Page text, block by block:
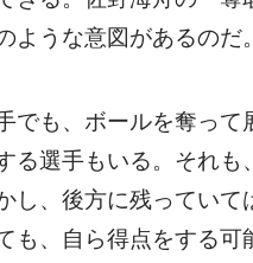
ような意図があるのだ。
でも、ボールを奪って
る選手もいる。それも
し、後方に残っていて
も、自ら得点をする可